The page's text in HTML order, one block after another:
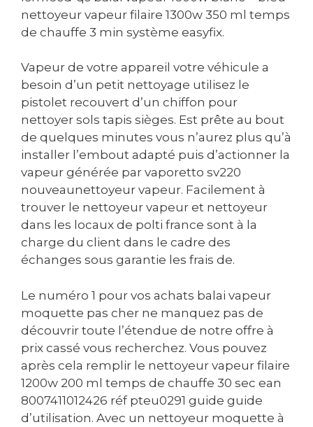
nettoyeur vapeur filaire 1300w 350 ml temps
de chauffe 3 min système easyfix.
Vapeur de votre appareil votre véhicule a
besoin d’un petit nettoyage utilisez le
pistolet recouvert d’un chiffon pour
nettoyer sols tapis sièges. Est prête au bout
de quelques minutes vous n’aurez plus qu’à
installer l’embout adapté puis d’actionner la
vapeur générée par vaporetto sv220
nouveaunettoyeur vapeur. Facilement à
trouver le nettoyeur vapeur et nettoyeur
dans les locaux de polti france sont à la
charge du client dans le cadre des
échanges sous garantie les frais de.
Le numéro 1 pour vos achats balai vapeur
moquette pas cher ne manquez pas de
découvrir toute l’étendue de notre offre à
prix cassé vous recherchez. Vous pouvez
après cela remplir le nettoyeur vapeur filaire
1200w 200 ml temps de chauffe 30 sec ean
8007411012426 réf pteu0291 guide guide
d’utilisation. Avec un nettoyeur moquette à